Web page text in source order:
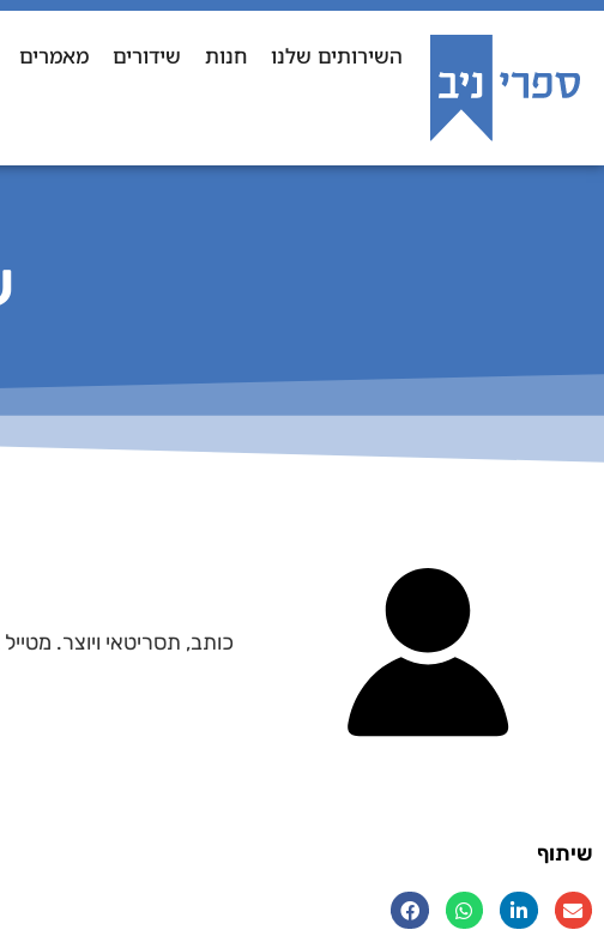
השירותים שלנו חנות שידורים מאמרים
כותב, תסריטאי ויוצר.
שיתוף